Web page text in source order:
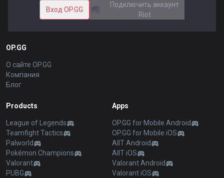
Вход OP.GG
Подключить аккаунт
Riot
OP.GG
О сайте OP.GG
Компания
Блог
Products
League of Legends
Teamfight Tactics
Palworld
Pokémon Champions
Valorant
PUBG
Apps
OP.GG for Mobile Android
OP.GG for Mobile iOS
AllT Android
AllT iOS
Valorant Android
Valorant iOS